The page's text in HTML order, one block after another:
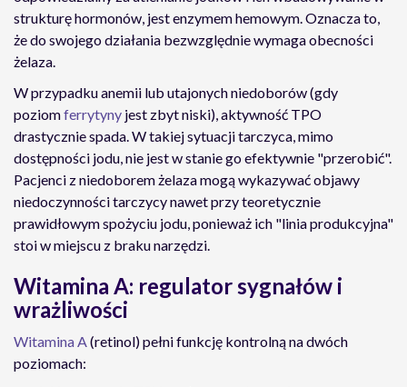
strukturę hormonów, jest enzymem hemowym. Oznacza to,
że do swojego działania bezwzględnie wymaga obecności
żelaza.
W przypadku anemii lub utajonych niedoborów (gdy
poziomferrytyny jest zbyt niski), aktywność TPO
drastycznie spada. W takiej sytuacji tarczyca, mimo
dostępności jodu, nie jest w stanie go efektywnie "przerobić".
Pacjenci z niedoborem żelaza mogą wykazywać objawy
niedoczynności tarczycy nawet przy teoretycznie
prawidłowym spożyciu jodu, ponieważ ich "linia produkcyjna"
stoi w miejscu z braku narzędzi.
Witamina A: regulator sygnałów i
wrażliwości
Witamina A(retinol) pełni funkcję kontrolną na dwóch
poziomach: